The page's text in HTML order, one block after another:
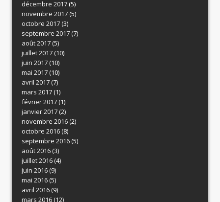
décembre 2017(5)
novembre 2017(5)
octobre 2017(3)
septembre 2017(7)
août 2017(5)
juillet 2017(10)
juin 2017(10)
mai 2017(10)
avril 2017(7)
mars 2017(1)
février 2017(1)
janvier 2017(2)
novembre 2016(2)
octobre 2016(8)
septembre 2016(5)
août 2016(3)
juillet 2016(4)
juin 2016(9)
mai 2016(5)
avril 2016(9)
mars 2016(12)